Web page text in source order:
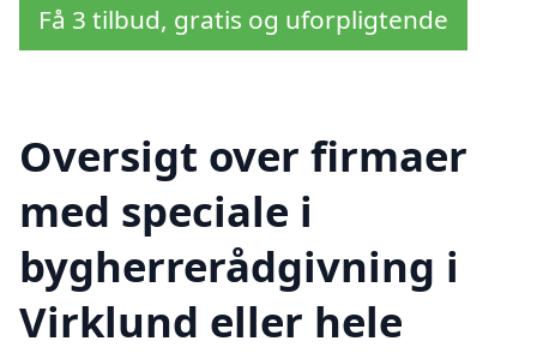
Få 3 tilbud, gratis og uforpligtende
Oversigt over firmaer
med speciale i
bygherrerådgivning i
Virklund eller hele